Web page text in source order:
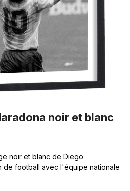
noir et blanc
noir et blanc de Diego
de football avec l'équipe nationale